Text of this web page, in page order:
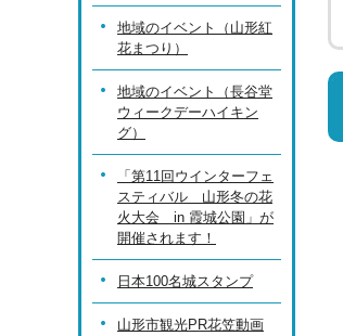
地域のイベント（山形紅
花まつり）
地域のイベント（長谷堂
ウィークデーハイキン
グ）
「第11回ウインターフェ
スティバル 山形冬の花
火大会 in 霞城公園」が
開催されます！
日本100名城スタンプ
山形市観光PR花笠動画